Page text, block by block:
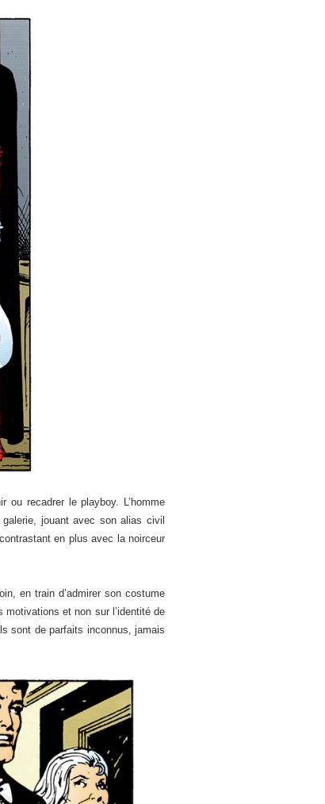
recadrer le playboy. L’homme
jouant avec son alias civil
en plus avec la noirceur
en train d’admirer son costume
motivations et non sur l’identité de
sont de parfaits inconnus, jamais